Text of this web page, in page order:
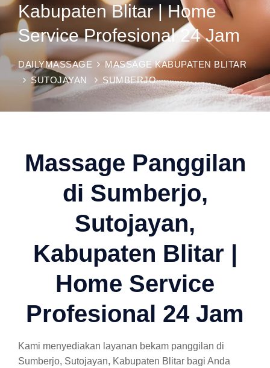
Kabupaten Blitar | Home
Service Profesional 24 Jam
DAILYMASSAGE
MASSAGE KABUPATEN BLITAR
SUTOJAYAN
SUMBERJO
Massage Panggilan
di Sumberjo,
Sutojayan,
Kabupaten Blitar |
Home Service
Profesional 24 Jam
Kami menyediakan layanan bekam panggilan di
Sumberjo, Sutojayan, Kabupaten Blitar bagi Anda